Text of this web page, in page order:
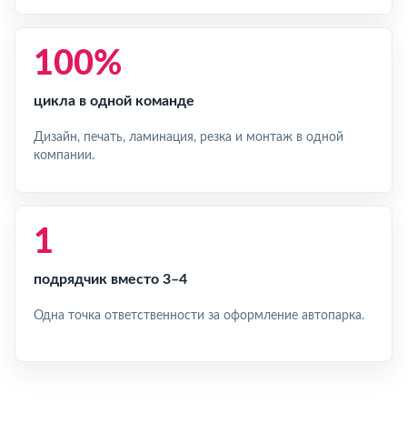
100%
цикла в одной команде
Дизайн, печать, ламинация, резка и монтаж в одной
компании.
1
подрядчик вместо 3–4
Одна точка ответственности за оформление автопарка.